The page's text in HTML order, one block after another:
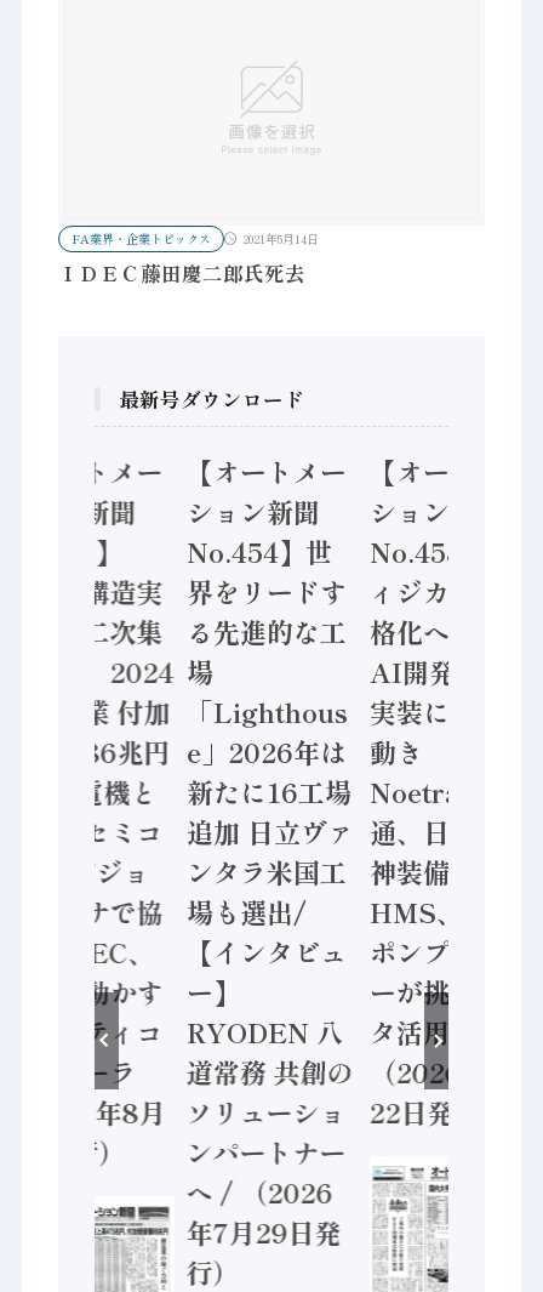
FA業界・企業トピックス 2021年5月14日
ＩＤＥＣ藤田慶二郎氏死去
最新号ダウンロード
【オートメー
ション新聞
No.455】
「経済構造実
態調査二次集
計結果」2024
年製造業 付加
価値額86兆円
/ 三菱電機と
ソニーセミコ
ン AIビジョ
ンセンサで協
業 / IDEC、
安全に動かす
セーフティコ
ントローラ
（2026年8月
5日発行）
【オートメー
ション新聞
No.454】世
界をリードす
る先進的な工
場
「Lighthous
e」2026年は
新たに16工場
追加 日立ヴァ
ンタラ米国工
場も選出/
【インタビュ
ー】
RYODEN 八
道常務 共創の
ソリューショ
ンパートナー
へ / （2026
年7月29日発
行）
【オートメー
ション新聞
No.453】フ
ィジカルAI本
格化へ 国産
AI開発や社会
実装に活発な
動き
Noetra、富士
通、日立 / 兵
神装備 ×
HMS、老舗
ポンプメーカ
ーが挑むデー
タ活用 など
（2026年7月
22日発行）